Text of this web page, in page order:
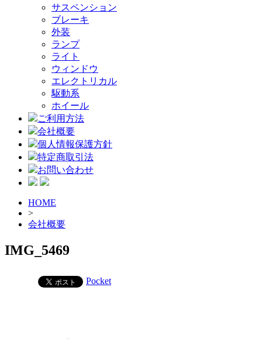
サスペンション
ブレーキ
外装
ランプ
ライト
ウィンドウ
エレクトリカル
駆動系
ホイール
ご利用方法
会社概要
個人情報保護方針
特定商取引法
お問い合わせ
HOME
>
会社概要
IMG_5469
Pocket